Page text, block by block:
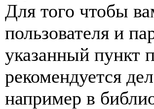
Для того чтобы
пользователя и
указанный пункт
рекомендуется
например в